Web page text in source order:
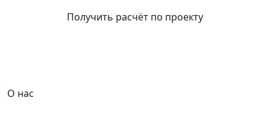
Получить расчёт по проекту
О нас